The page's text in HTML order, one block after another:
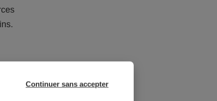
Continuer sans accepter